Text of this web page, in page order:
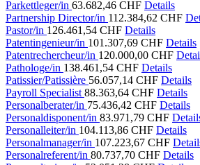
Parkettleger/in 63.682,46 CHF Details
Partnership Director/in 112.384,62 CHF
Pastor/in 126.461,54 CHF Details
Patentingenieur/in 101.307,69 CHF Details
Patentrechercheur/in 120.000,00 CHF
Pathologe/in 138.461,54 CHF Details
Patissier/Patissière 56.057,14 CHF Details
Payroll Specialist 88.363,64 CHF Details
Personalberater/in 75.436,42 CHF Details
Personaldisponent/in 83.971,79 CHF
Personalleiter/in 104.113,86 CHF Details
Personalmanager/in 107.223,67 CHF
Personalreferent/in 80.737,70 CHF Details